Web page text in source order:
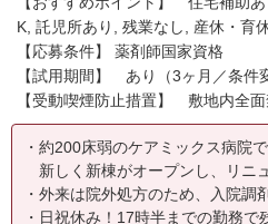
K, 託児所あり, 残業なし, 産休・育
【応募条件】 薬剤師国家資格
【試用期間】 あり（3ヶ月／条件
【受動喫煙防止措置】 敷地内全面
・約200床弱のケアミックス病院で
新しく新棟がオープンし、リニ
・外来は院外処方のため、入院調
・日祝休み！17時半までの勤務で